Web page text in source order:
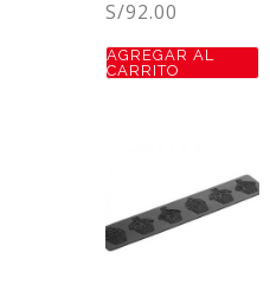
S/92.00
AGREGAR AL
CARRITO